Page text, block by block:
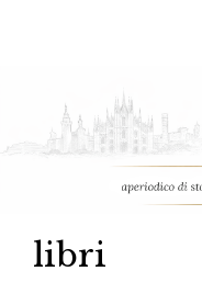
contenuto
libri